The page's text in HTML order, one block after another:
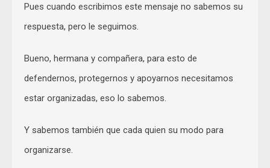
Pues cuando escribimos este mensaje no sabemos su
respuesta, pero le seguimos.
Bueno, hermana y compañera, para esto de
defendernos, protegernos y apoyarnos necesitamos
estar organizadas, eso lo sabemos.
Y sabemos también que cada quien su modo para
organizarse.